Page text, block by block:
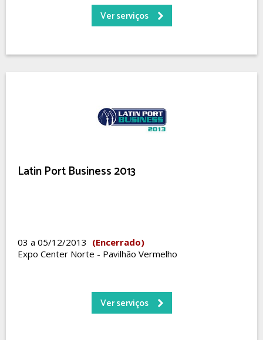
Ver serviços
Latin Port Business 2013
03 a 05/12/2013 (Encerrado)
Expo Center Norte - Pavilhão Vermelho
Ver serviços